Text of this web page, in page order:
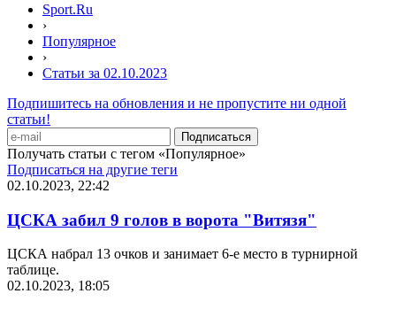
Sport.Ru
›
Популярное
›
Статьи за 02.10.2023
Подпишитесь на обновления и не пропустите ни одной
статьи!
Получать статьи с тегом «Популярное»
Подписаться на другие теги
02.10.2023, 22:42
ЦСКА забил 9 голов в ворота "Витязя"
ЦСКА набрал 13 очков и занимает 6-е место в турнирной
таблице.
02.10.2023, 18:05